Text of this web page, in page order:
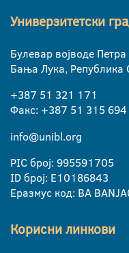
Универзитетски
Булевар војводе
Бања Лука, Република
+387 51 321 171
Факс: +387 51 315 694
info@unibl.org
PIC број: 995591705
ID број: E10186843
Еразмус код: BA
Корисни линкови